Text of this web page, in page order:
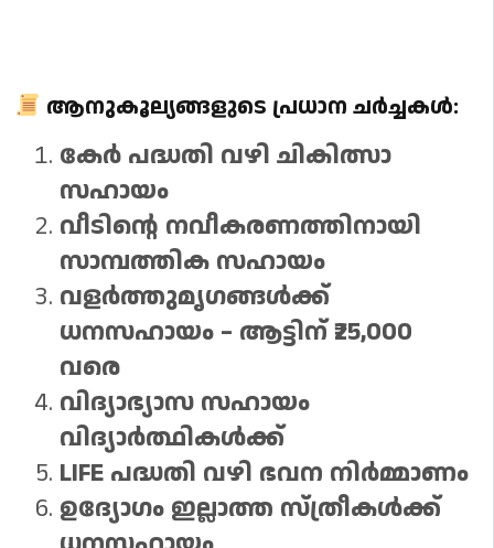
ആനുകൂല്യങ്ങളുടെ പ്രധാന ചർച്ചകൾ:
കേർ പദ്ധതി വഴി ചികിത്സാ
സഹായം
വീടിന്റെ നവീകരണത്തിനായി
സാമ്പത്തിക സഹായം
വളർത്തുമൃഗങ്ങൾക്ക്
ധനസഹായം – ആട്ടിന് ₹25,000
വരെ
വിദ്യാഭ്യാസ സഹായം
വിദ്യാർത്ഥികൾക്ക്
LIFE പദ്ധതി വഴി ഭവന നിർമ്മാണം
ഉദ്യോഗം ഇല്ലാത്ത സ്ത്രീകൾക്ക്